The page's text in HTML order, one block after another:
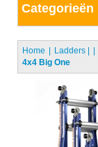
Categorieën
Home Ladders |
4x4 Big One